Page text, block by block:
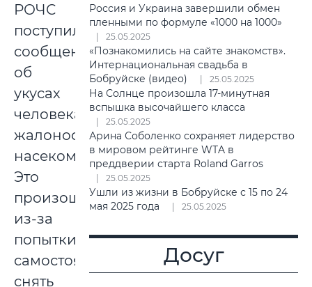
РОЧС
поступило
сообщение
об
укусах
человека
жалоносными
насекомыми.
Это
произошло
из-за
попытки
самостоятельно
снять
Россия и Украина завершили обмен
пленными по формуле «1000 на 1000»
25.05.2025
«Познакомились на сайте знакомств».
Интернациональная свадьба в
Бобруйске (видео)
25.05.2025
На Солнце произошла 17-минутная
вспышка высочайшего класса
25.05.2025
Арина Соболенко сохраняет лидерство
в мировом рейтинге WTA в
преддверии старта Roland Garros
25.05.2025
Ушли из жизни в Бобруйске с 15 по 24
мая 2025 года
25.05.2025
Досуг